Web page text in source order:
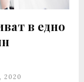
в едно
2020